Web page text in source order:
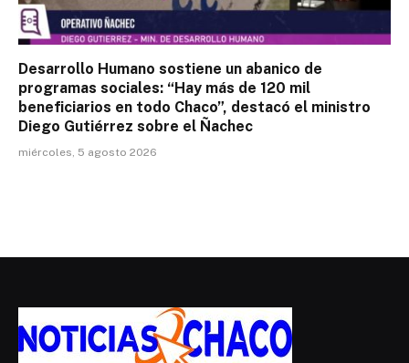
Desarrollo Humano sostiene un abanico de
programas sociales: “Hay más de 120 mil
beneficiarios en todo Chaco”, destacó el ministro
Diego Gutiérrez sobre el Ñachec
miércoles, 5 agosto 2026